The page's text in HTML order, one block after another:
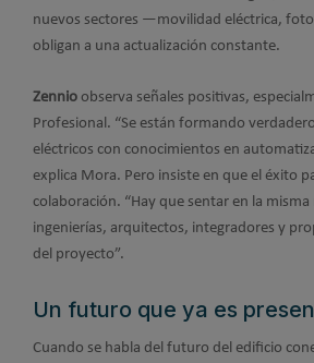
nuevos sectores —movilidad eléctrica,
obligan a una actualización constante.
Zennio observa señales positivas,
Profesional. “Se están formando
eléctricos con conocimientos en
explica Mora. Pero insiste en que el éxito
colaboración. “Hay que sentar en la
ingenierías, arquitectos, integradores y
del proyecto”.
Un futuro que ya es
Cuando se habla del futuro del edificio